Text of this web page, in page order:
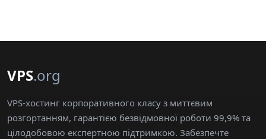
VPS.org
VPS-хостинг корпоративного класу з миттєвим
розгортанням, гарантією безвідмовної роботи 99,9% та
цілодобовою експертною підтримкою. Забезпечте